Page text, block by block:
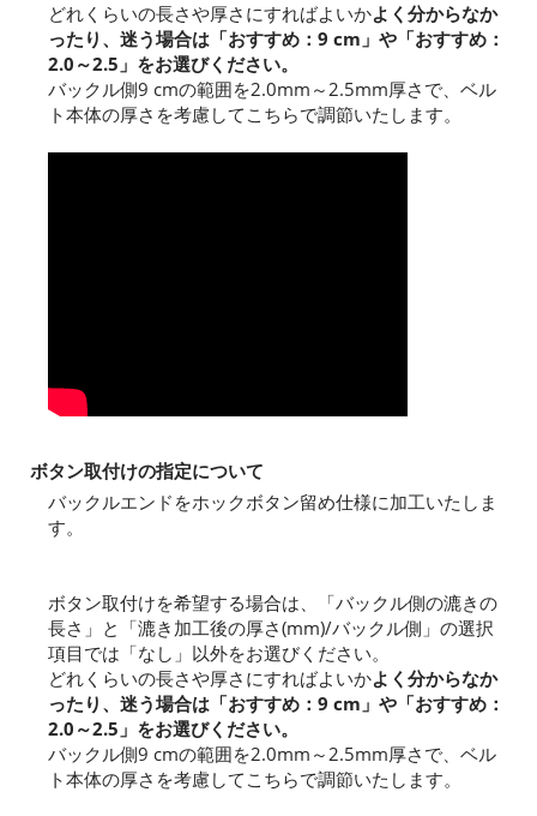
どれくらいの長さや厚さにすればよいかよく分からなか
ったり、迷う場合は「おすすめ：9 cm」や「おすすめ：
2.0～2.5」をお選びください。
バックル側9 cmの範囲を2.0mm～2.5mm厚さで、ベル
ト本体の厚さを考慮してこちらで調節いたします。
ボタン取付けの指定について
バックルエンドをホックボタン留め仕様に加工いたしま
す。
ボタン取付けを希望する場合は、「バックル側の漉きの
長さ」と「漉き加工後の厚さ(mm)/バックル側」の選択
項目では「なし」以外をお選びください。
どれくらいの長さや厚さにすればよいかよく分からなか
ったり、迷う場合は「おすすめ：9 cm」や「おすすめ：
2.0～2.5」をお選びください。
バックル側9 cmの範囲を2.0mm～2.5mm厚さで、ベル
ト本体の厚さを考慮してこちらで調節いたします。